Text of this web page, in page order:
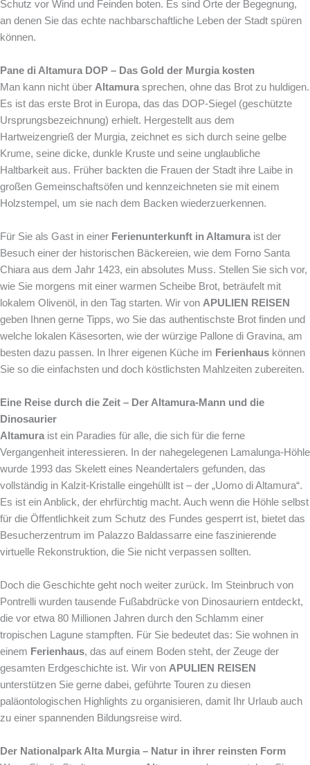
Schutz vor Wind und Feinden boten. Es sind Orte der Begegnung,
an denen Sie das echte nachbarschaftliche Leben der Stadt spüren
können.
Pane di Altamura DOP – Das Gold der Murgia kosten
Man kann nicht über Altamura sprechen, ohne das Brot zu huldigen.
Es ist das erste Brot in Europa, das das DOP-Siegel (geschützte
Ursprungsbezeichnung) erhielt. Hergestellt aus dem
Hartweizengrieß der Murgia, zeichnet es sich durch seine gelbe
Krume, seine dicke, dunkle Kruste und seine unglaubliche
Haltbarkeit aus. Früher backten die Frauen der Stadt ihre Laibe in
großen Gemeinschaftsöfen und kennzeichneten sie mit einem
Holzstempel, um sie nach dem Backen wiederzuerkennen.
Für Sie als Gast in einer Ferienunterkunft in Altamura ist der
Besuch einer der historischen Bäckereien, wie dem Forno Santa
Chiara aus dem Jahr 1423, ein absolutes Muss. Stellen Sie sich vor,
wie Sie morgens mit einer warmen Scheibe Brot, beträufelt mit
lokalem Olivenöl, in den Tag starten. Wir von APULIEN REISEN
geben Ihnen gerne Tipps, wo Sie das authentischste Brot finden und
welche lokalen Käsesorten, wie der würzige Pallone di Gravina, am
besten dazu passen. In Ihrer eigenen Küche im Ferienhaus können
Sie so die einfachsten und doch köstlichsten Mahlzeiten zubereiten.
Eine Reise durch die Zeit – Der Altamura-Mann und die
Dinosaurier
Altamura ist ein Paradies für alle, die sich für die ferne
Vergangenheit interessieren. In der nahegelegenen Lamalunga-Höhle
wurde 1993 das Skelett eines Neandertalers gefunden, das
vollständig in Kalzit-Kristalle eingehüllt ist – der „Uomo di Altamura“.
Es ist ein Anblick, der ehrfürchtig macht. Auch wenn die Höhle selbst
für die Öffentlichkeit zum Schutz des Fundes gesperrt ist, bietet das
Besucherzentrum im Palazzo Baldassarre eine faszinierende
virtuelle Rekonstruktion, die Sie nicht verpassen sollten.
Doch die Geschichte geht noch weiter zurück. Im Steinbruch von
Pontrelli wurden tausende Fußabdrücke von Dinosauriern entdeckt,
die vor etwa 80 Millionen Jahren durch den Schlamm einer
tropischen Lagune stampften. Für Sie bedeutet das: Sie wohnen in
einem Ferienhaus, das auf einem Boden steht, der Zeuge der
gesamten Erdgeschichte ist. Wir von APULIEN REISEN
unterstützen Sie gerne dabei, geführte Touren zu diesen
paläontologischen Highlights zu organisieren, damit Ihr Urlaub auch
zu einer spannenden Bildungsreise wird.
Der Nationalpark Alta Murgia – Natur in ihrer reinsten Form